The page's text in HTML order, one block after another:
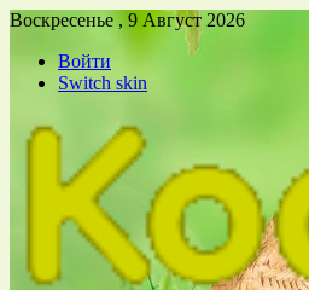
Воскресенье , 9 Август 2026
Войти
Switch skin